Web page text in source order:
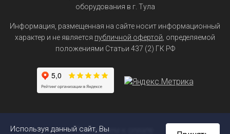
оборудования в г. Тула
Информация, размещенная на сайте носит информационный
характер и не является публичной офертой , определяемой
положениями Статьи 437 (2) ГК РФ
Принимаем к оплате
Используя данный сайт, Вы